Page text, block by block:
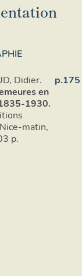
Didier.
en
1930.
matin,
p.
p.175